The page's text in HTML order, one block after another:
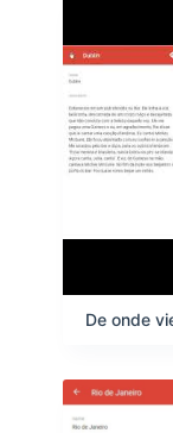
De onde